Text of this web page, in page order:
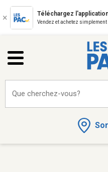
Téléchargez
Vendez et achetez simplement
Que cherchez-vous?